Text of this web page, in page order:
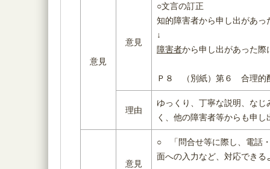
意見
意見
○文言の訂正
知的障害者から申し出があ
↓
障害者から申し出があった
Ｐ８ （別紙）第６ 合理的
理由
ゆっくり、丁寧な説明、な
く、他の障害者等からも申
意見
○ 「問合せ等に際し、電話
面への入力など、対応できる